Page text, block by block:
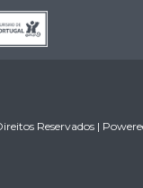
Reservados |